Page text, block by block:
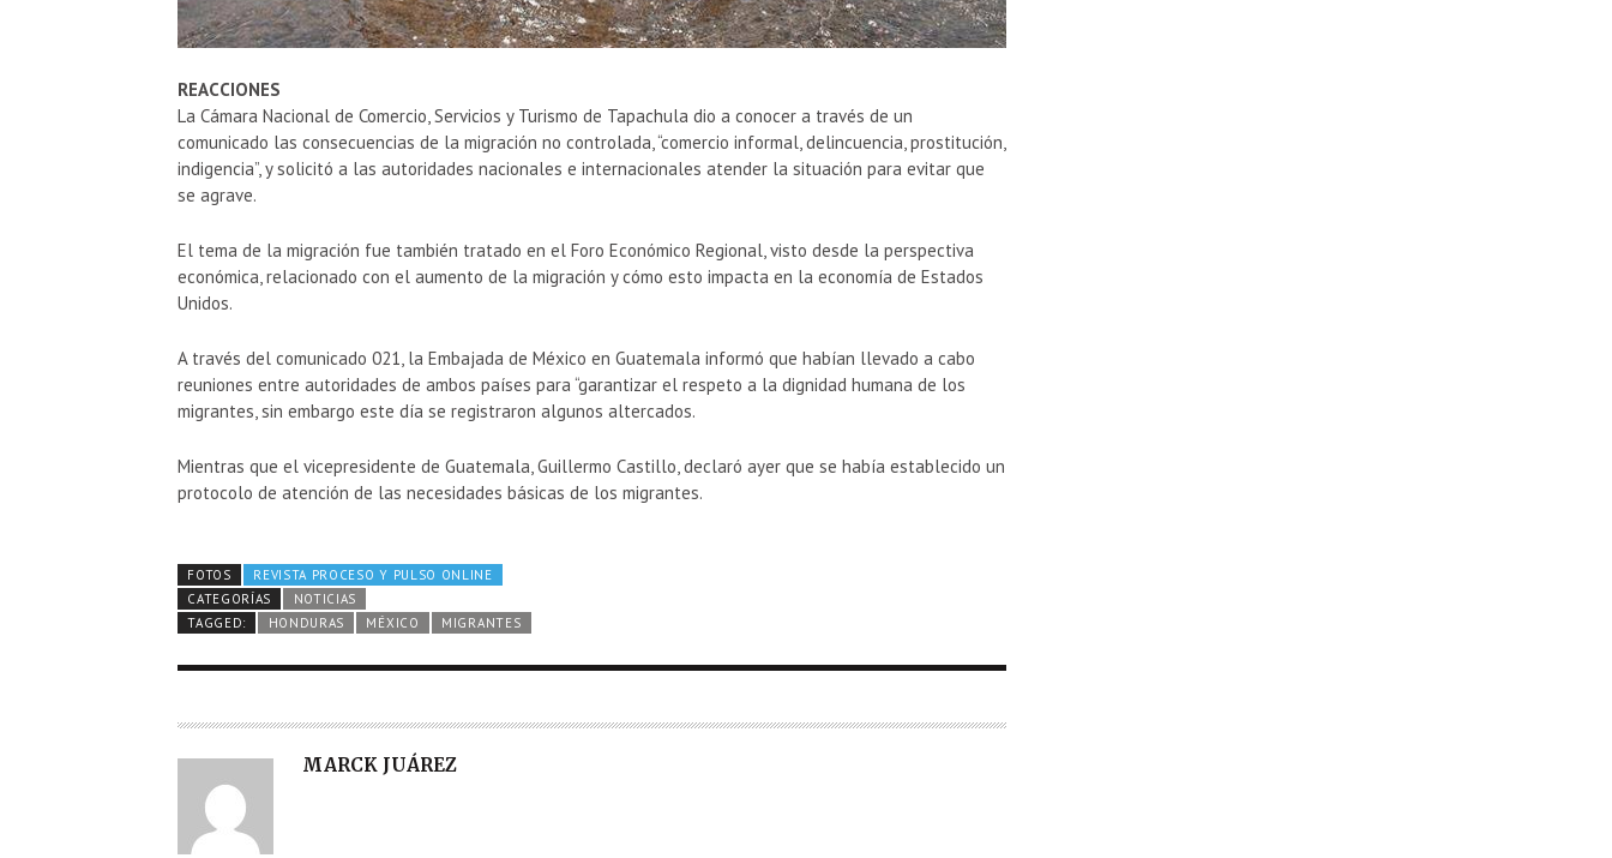
REACCIONES
La Cámara Nacional de Comercio, Servicios y Turismo de Tapachula dio a conocer a través de un
comunicado las consecuencias de la migración no controlada, “comercio informal, delincuencia, prostitución,
indigencia”, y solicitó a las autoridades nacionales e internacionales atender la situación para evitar que
se agrave.
El tema de la migración fue también tratado en el Foro Económico Regional, visto desde la perspectiva
económica, relacionado con el aumento de la migración y cómo esto impacta en la economía de Estados
Unidos.
A través del comunicado 021, la Embajada de México en Guatemala informó que habían llevado a cabo
reuniones entre autoridades de ambos países para “garantizar el respeto a la dignidad humana de los
migrantes, sin embargo este día se registraron algunos altercados.
Mientras que el vicepresidente de Guatemala, Guillermo Castillo, declaró ayer que se había establecido un
protocolo de atención de las necesidades básicas de los migrantes.
FOTOS
REVISTA PROCESO Y PULSO ONLINE
CATEGORÍAS
NOTICIAS
TAGGED:
HONDURAS MÉXICO MIGRANTES
A
MARCK JUÁREZ